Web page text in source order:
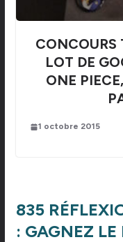
CONCOURS
LOT DE
ONE
1 octobre 2015
835
: GAGNEZ LE